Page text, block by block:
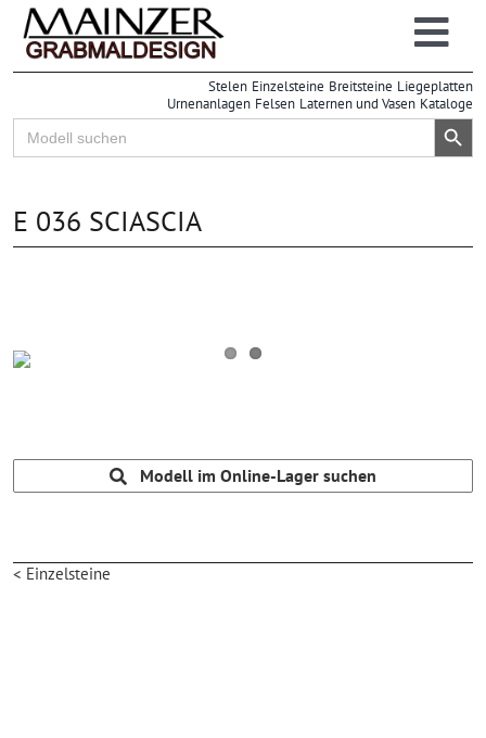
Zum
Inhalt
springen
Grabsteine
Großhandel
Einzelhandel
Stelen Einzelsteine Breitsteine Liegeplatten
Urnenanlagen Felsen Laternen und Vasen Kataloge
Search
for:
Search Button
E 036 SCIASCIA
Modell im Online-Lager suchen
< Einzelsteine